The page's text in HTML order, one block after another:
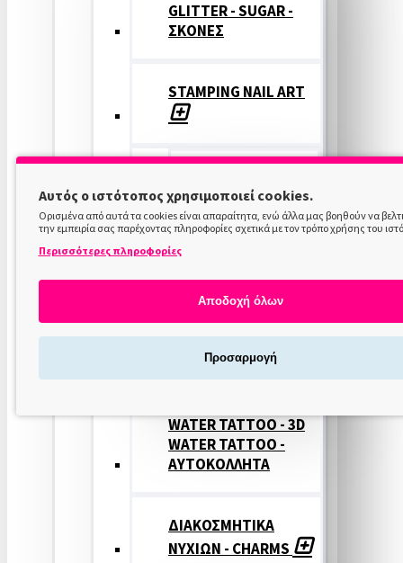
GLITTER - SUGAR -
ΣΚΟΝΕΣ
STAMPING NAIL ART
COLOR
ΝΥΧΙΩΝ
ΣΦΡΑΓΙΔΕΣ
ΝΥΧΙΩΝ
WATER TATTOO - 3D
WATER TATTOO -
ΑΥΤΟΚΟΛΛΗΤΑ
ΔΙΑΚΟΣΜΗΤΙΚΑ
ΝΥΧΙΩΝ - CHARMS
Αυτός ο ιστότοπος χρησιμοποιεί cookies.
Ορισμένα από αυτά τα cookies είναι απαραίτητα, ενώ άλλα μας βοηθούν να
την εμπειρία σας παρέχοντας πληροφορίες σχετικά με τον τρόπο χρήσης του
Περισσότερες πληροφορίες
Αποδοχή όλων
Προσαρμογή